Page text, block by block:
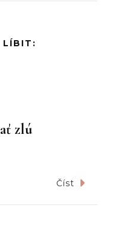
LÍBIT:
zlú
Číst